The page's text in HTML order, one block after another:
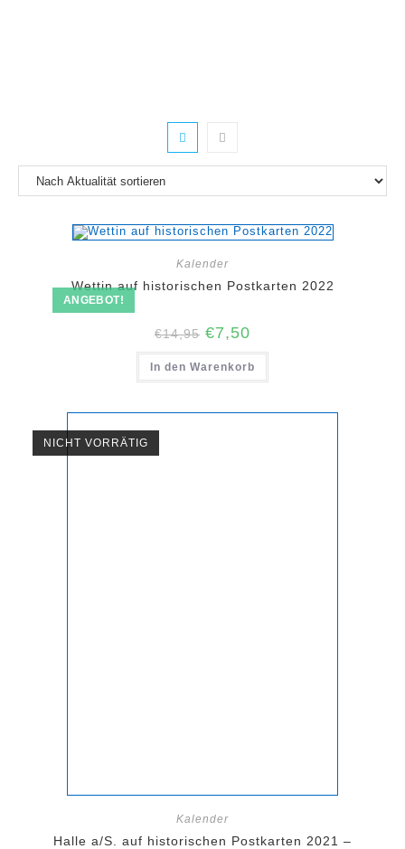
ANGEBOT!
Kalender
Wettin auf historischen Postkarten 2022
€14,95 Ursprünglicher
Preis
war:
€14,95
€7,50
ist:
€7,50.
In den Warenkorb
NICHT VORRÄTIG
Kalender
Halle a/S. auf historischen Postkarten 2021 –